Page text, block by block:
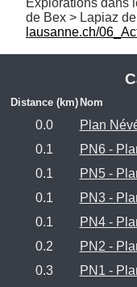
Explorations dans
de Bex > Lapiaz
lausanne.ch/
Distance (km) Nom
0.0 Plan
0.1
PN6 -
0.1
PN5 -
0.1
PN3 -
0.1
PN4 -
0.2
PN2 -
0.3
PN1 -